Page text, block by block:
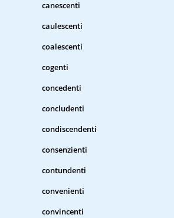
canescenti
caulescenti
coalescenti
cogenti
concedenti
concludenti
condiscendenti
consenzienti
contundenti
convenienti
convincenti